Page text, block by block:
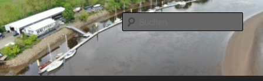
Zum
primären
Inhalt
springen
Zum
sekundären
Inhalt
springenVerein Wassersport Lesum e. V.
Wassersportverein mit Liegeplätzen im Rahmen einer Vereinsmitgliedschaft